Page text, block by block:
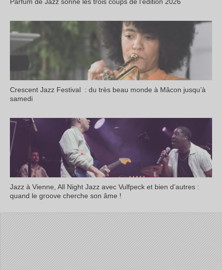
Crescent Jazz Festival : du très beau monde à Mâcon jusqu’à
samedi
Jazz à Vienne, All Night Jazz avec Vulfpeck et bien d’autres :
quand le groove cherche son âme !